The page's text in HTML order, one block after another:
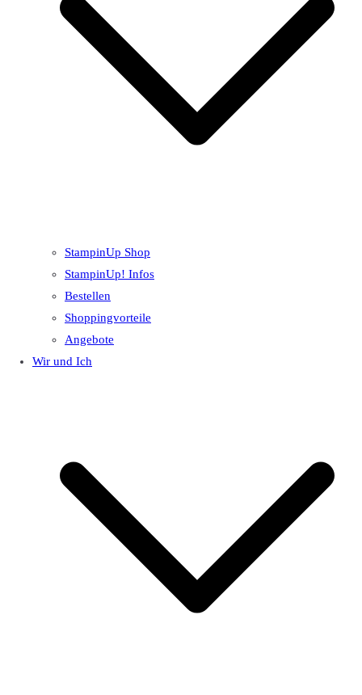
StampinUp Shop
StampinUp! Infos
Bestellen
Shoppingvorteile
Angebote
Wir und Ich